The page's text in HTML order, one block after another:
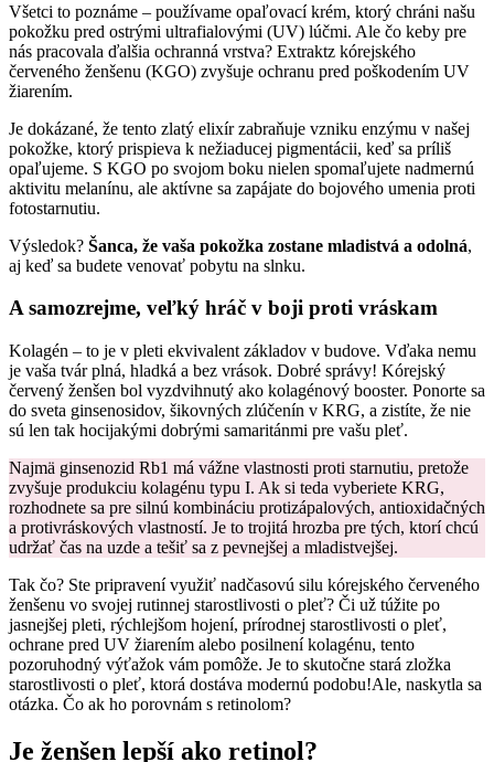
Všetci to poznáme – používame opaľovací krém, ktorý chráni našu
pokožku pred ostrými ultrafialovými (UV) lúčmi. Ale čo keby pre
nás pracovala ďalšia ochranná vrstva? Extraktz kórejského
červeného ženšenu (KGO) zvyšuje ochranu pred poškodením UV
žiarením.
Je dokázané, že tento zlatý elixír zabraňuje vzniku enzýmu v našej
pokožke, ktorý prispieva k nežiaducej pigmentácii, keď sa príliš
opaľujeme. S KGO po svojom boku nielen spomaľujete nadmernú
aktivitu melanínu, ale aktívne sa zapájate do bojového umenia proti
fotostarnutiu.
Výsledok? Šanca, že vaša pokožka zostane mladistvá a odolná,
aj keď sa budete venovať pobytu na slnku.
A samozrejme, veľký hráč v boji proti vráskam
Kolagén – to je v pleti ekvivalent základov v budove. Vďaka nemu
je vaša tvár plná, hladká a bez vrások. Dobré správy! Kórejský
červený ženšen bol vyzdvihnutý ako kolagénový booster. Ponorte sa
do sveta ginsenosidov, šikovných zlúčenín v KRG, a zistíte, že nie
sú len tak hocijakými dobrými samaritánmi pre vašu pleť.
Najmä ginsenozid Rb1 má vážne vlastnosti proti starnutiu, pretože
zvyšuje produkciu kolagénu typu I. Ak si teda vyberiete KRG,
rozhodnete sa pre silnú kombináciu protizápalových, antioxidačných
a protivráskových vlastností. Je to trojitá hrozba pre tých, ktorí chcú
udržať čas na uzde a tešiť sa z pevnejšej a mladistvejšej.
Tak čo? Ste pripravení využiť nadčasovú silu kórejského červeného
ženšenu vo svojej rutinnej starostlivosti o pleť? Či už túžite po
jasnejšej pleti, rýchlejšom hojení, prírodnej starostlivosti o pleť,
ochrane pred UV žiarením alebo posilnení kolagénu, tento
pozoruhodný výťažok vám pomôže. Je to skutočne stará zložka
starostlivosti o pleť, ktorá dostáva modernú podobu!Ale, naskytla sa
otázka. Čo ak ho porovnám s retinolom?
Je ženšen lepší ako retinol?